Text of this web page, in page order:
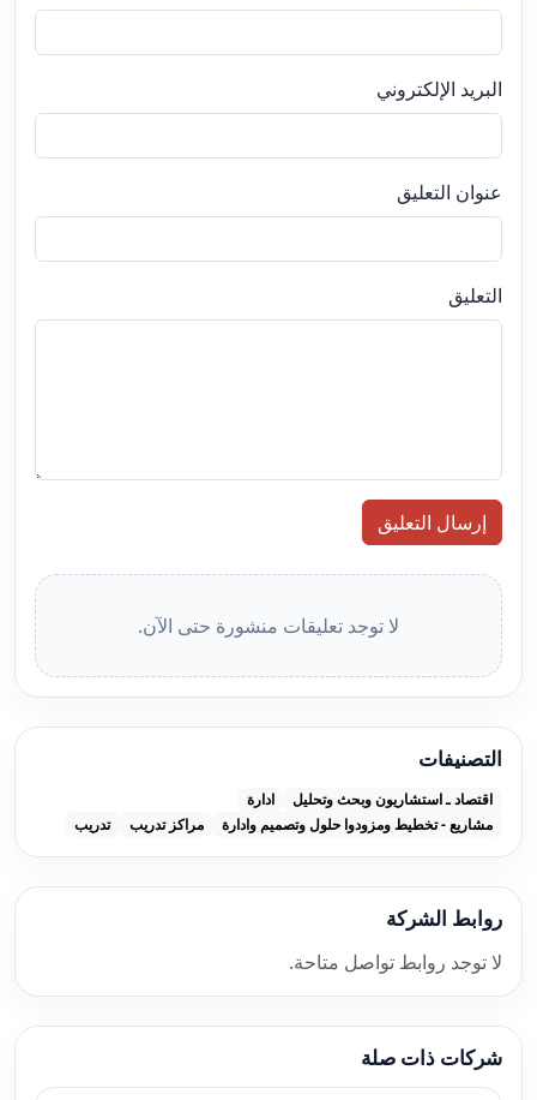
البريد الإلكتروني
عنوان التعليق
التعليق
إرسال التعليق
لا توجد تعليقات منشورة حتى الآن.
التصنيفات
اقتصاد ـ استشاريون وبحث وتحليل
ادارة
مشاريع - تخطيط ومزودوا حلول وتصميم وادارة
مراكز تدريب تدريب
روابط الشركة
لا توجد روابط تواصل متاحة.
شركات ذات صلة